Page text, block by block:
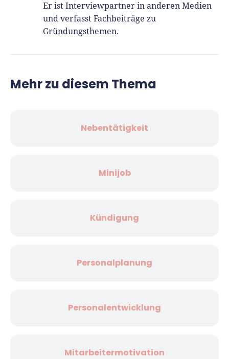
Er ist Interviewpartner in anderen Medien
und verfasst Fachbeiträge zu
Gründungsthemen.
Mehr zu diesem Thema
Nebentätigkeit
Minijob
Kündigung
Personalplanung
Personalentwicklung
Mitarbeitermotivation